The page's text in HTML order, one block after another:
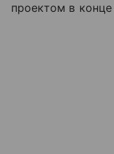
проектом в